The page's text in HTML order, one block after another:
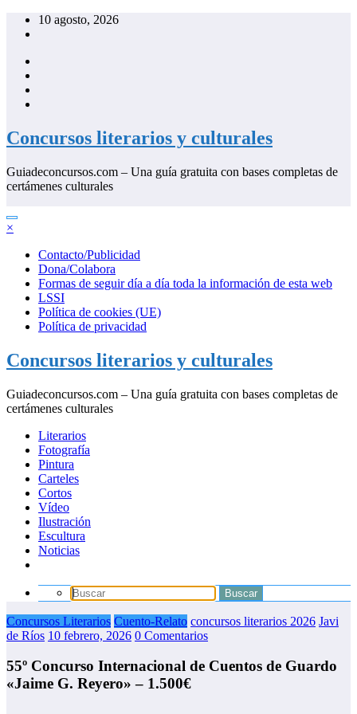
Saltar
10 agosto, 2026
Concursos literarios y culturales
Guiadeconcursos.com – Una guía gratuita con bases completas de
certámenes culturales
×
Contacto/Publicidad
Dona/Colabora
Formas de seguir día a día toda la información de esta web
LSSI
Política de cookies (UE)
Política de privacidad
Concursos literarios y culturales
Guiadeconcursos.com – Una guía gratuita con bases completas de
certámenes culturales
Literarios
Fotografía
Pintura
Carteles
Cortos
Vídeo
Ilustración
Escultura
Noticias
Concursos Literarios Cuento-Relato concursos literarios 2026 Javi
de Ríos 10 febrero, 2026 0 Comentarios
55º Concurso Internacional de Cuentos de Guardo
«Jaime G. Reyero» – 1.500€